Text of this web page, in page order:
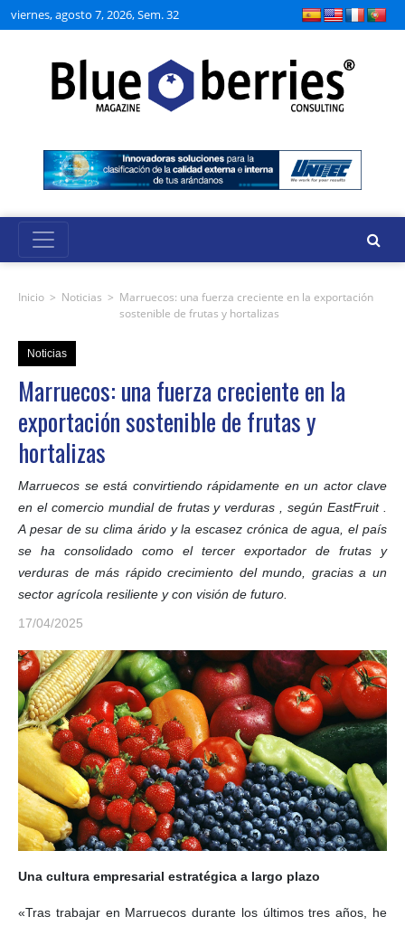
viernes, agosto 7, 2026, Sem. 32
Inicio > Noticias > Marruecos: una fuerza creciente en la exportación
sostenible de frutas y hortalizas
Noticias
Marruecos: una fuerza creciente en la
exportación sostenible de frutas y
hortalizas
Marruecos se está convirtiendo rápidamente en un actor clave
en el comercio mundial de frutas y verduras , según EastFruit .
A pesar de su clima árido y la escasez crónica de agua, el país
se ha consolidado como el tercer exportador de frutas y
verduras de más rápido crecimiento del mundo, gracias a un
sector agrícola resiliente y con visión de futuro.
17/04/2025
Una cultura empresarial estratégica a largo plazo
«Tras trabajar en Marruecos durante los últimos tres años, he